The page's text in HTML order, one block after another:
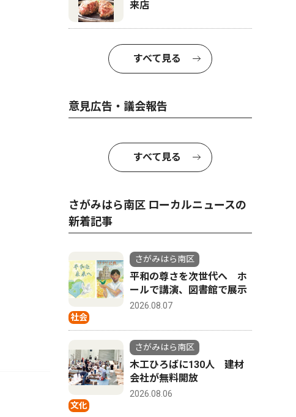
来店
すべて見る
意見広告・議会報告
すべて見る
さがみはら南区 ローカルニュースの
新着記事
社会
さがみはら南区
平和の尊さを次世代へ ホ
ールで講演、図書館で展示
2026.08.07
文化
さがみはら南区
木工ひろばに130人 建材
会社が無料開放
2026.08.06